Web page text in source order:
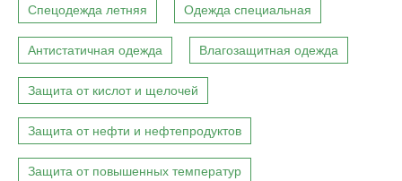
Спецодежда летняя Одежда специальная
Антистатичная одежда Влагозащитная одежда
Защита от кислот и щелочей
Защита от нефти и нефтепродуктов
Защита от повышенных температур